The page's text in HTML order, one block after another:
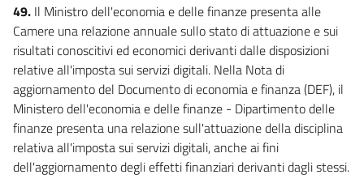
49. Il Ministro dell'economia e delle finanze presenta alle
Camere una relazione annuale sullo stato di attuazione e sui
risultati conoscitivi ed economici derivanti dalle disposizioni
relative all'imposta sui servizi digitali. Nella Nota di
aggiornamento del Documento di economia e finanza (DEF), il
Ministero dell'economia e delle finanze - Dipartimento delle
finanze presenta una relazione sull'attuazione della disciplina
relativa all'imposta sui servizi digitali, anche ai fini
dell'aggiornamento degli effetti finanziari derivanti dagli stessi.